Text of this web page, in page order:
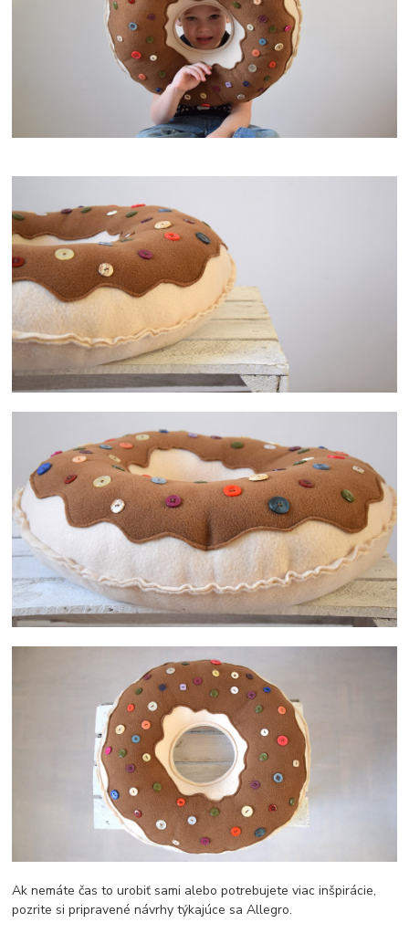
Ak nemáte čas to urobiť sami alebo potrebujete viac inšpirácie,
pozrite si pripravené návrhy týkajúce sa Allegro.